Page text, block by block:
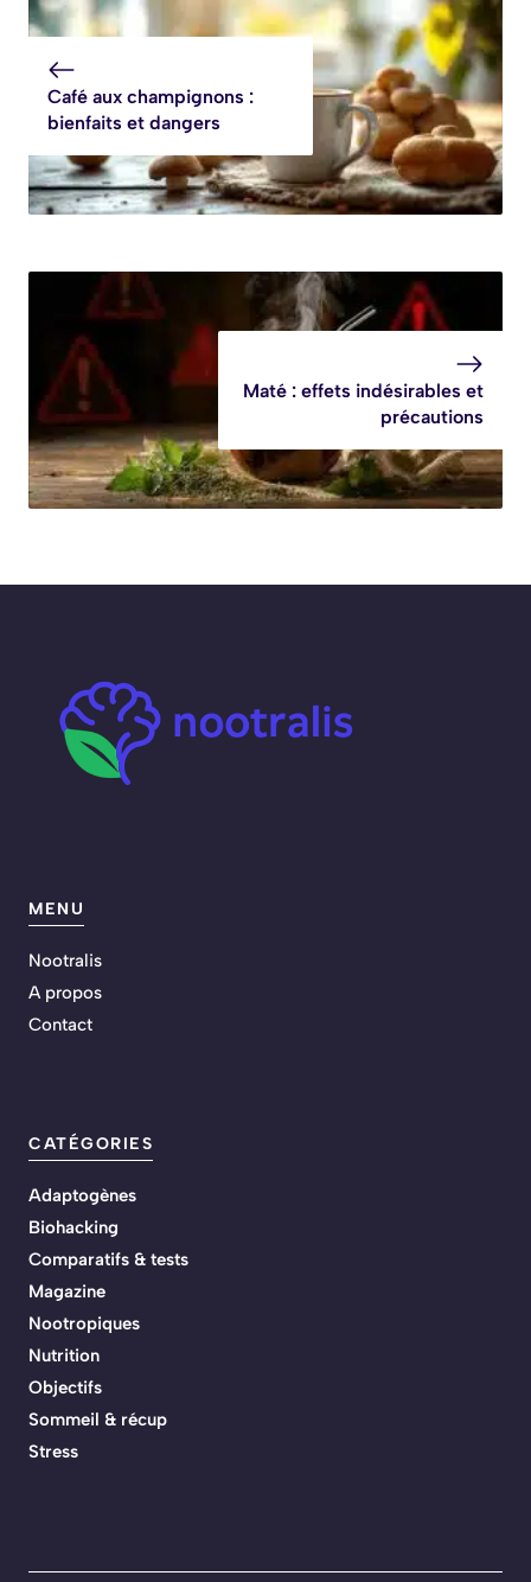
Café aux champignons :
bienfaits et dangers
Maté : effets indésirables et
précautions
MENU
Nootralis
A propos
Contact
CATÉGORIES
Adaptogènes
Biohacking
Comparatifs & tests
Magazine
Nootropiques
Nutrition
Objectifs
Sommeil & récup
Stress